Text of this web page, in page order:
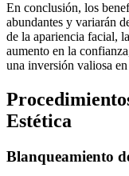
En conclusión, los
abundantes y variarán
de la apariencia facial,
aumento en la
una inversión valiosa
Estética
Blanqueamiento